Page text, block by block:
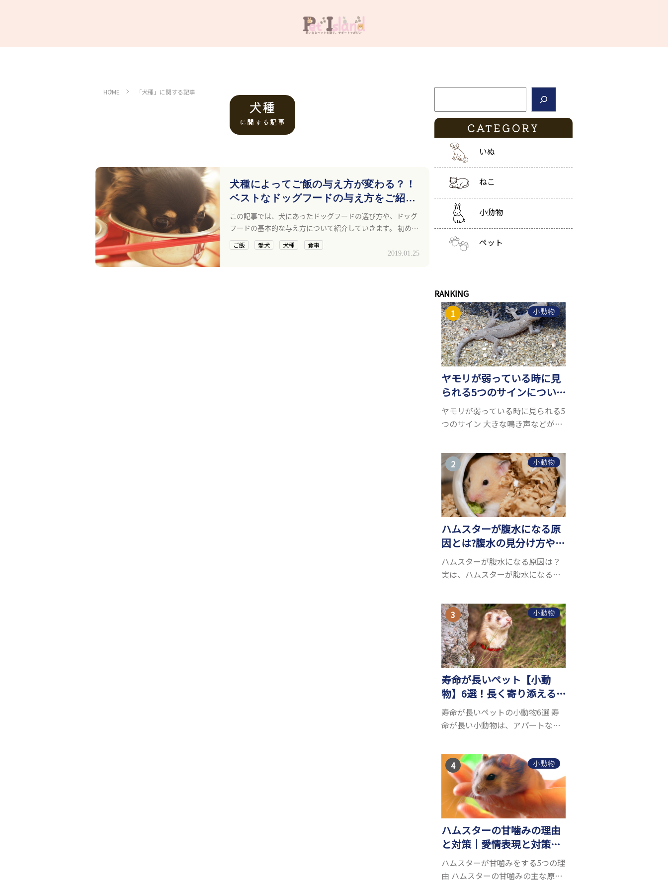
HOME 「犬種」に関する記事
犬種
に関する記事
犬種によってご飯の与え方が変わる？！
ベストなドッグフードの与え方をご紹
介。
この記事では、犬にあったドッグフードの選び方や、ドッグ
フードの基本的な与え方について紹介していきます。 初めて
犬を買う人や多頭飼いしている飼い主さんは必見です。
ご飯 愛犬 犬種 食事
2019.01.25
検索
CATEGORY
いぬ
ねこ
小動物
ペット
RANKING
小動物
ヤモリが弱っている時に見
られる5つのサインについ
て詳しくご紹介！
ヤモリが弱っている時に見られる5
つのサイン 大きな鳴き声などがな
して人気が高まっているヤモリを
お迎えしたいと思う人も多いので
はないでしょうか...
小動物
ハムスターが腹水になる原
因とは?腹水の見分け方や対
処方法を解説
ハムスターが腹水になる原因は？
実は、ハムスターが腹水になる原
しいため、難しい検査を気軽にす
ることができないためです。 腹水
になる理由はさま...
小動物
寿命が長いペット【小動
物】6選！長く寄り添える
小動物はいる？
寿命が長いペットの小動物6選 寿
命が長い小動物は、アパートなど
気が高いです。 以下では寿命が長
い小動物6選を紹介！種類ごとに特
徴や飼育のポイ...
小動物
ハムスターの甘噛みの理由
と対策｜愛情表現と対策ま
とめ！
ハムスターが甘噛みをする5つの理
由 ハムスターの甘噛みの主な原因